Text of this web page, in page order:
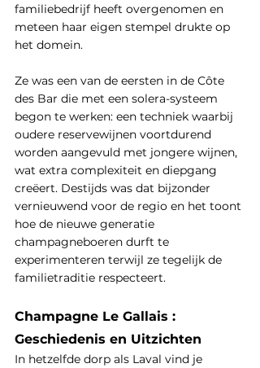
familiebedrijf heeft overgenomen en
meteen haar eigen stempel drukte op
het domein.
Ze was een van de eersten in de Côte
des Bar die met een solera-systeem
begon te werken: een techniek waarbij
oudere reservewijnen voortdurend
worden aangevuld met jongere wijnen,
wat extra complexiteit en diepgang
creëert. Destijds was dat bijzonder
vernieuwend voor de regio en het toont
hoe de nieuwe generatie
champagneboeren durft te
experimenteren terwijl ze tegelijk de
familietraditie respecteert.
Champagne Le Gallais :
Geschiedenis en Uitzichten
In hetzelfde dorp als Laval vind je